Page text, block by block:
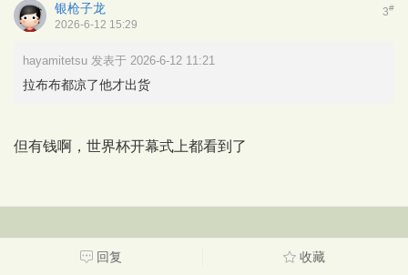
3#
银枪子龙
2026-6-12 15:29
hayamitetsu 发表于 2026-6-12 11:21
拉布布都凉了他才出货
但有钱啊，世界杯开幕式上都看到了
回复 收藏